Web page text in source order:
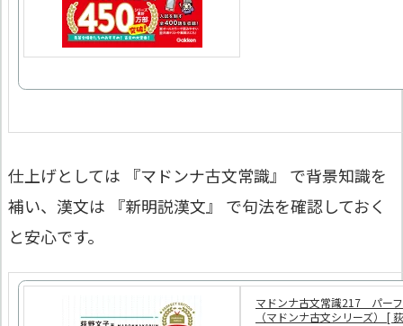
仕上げとしては 『マドンナ古文常識』 で背景知識を
補い、漢文は 『新明説漢文』 で句法を確認しておく
と安心です。
マドンナ古文常識217 パー
（マドンナ古文シリーズ） [